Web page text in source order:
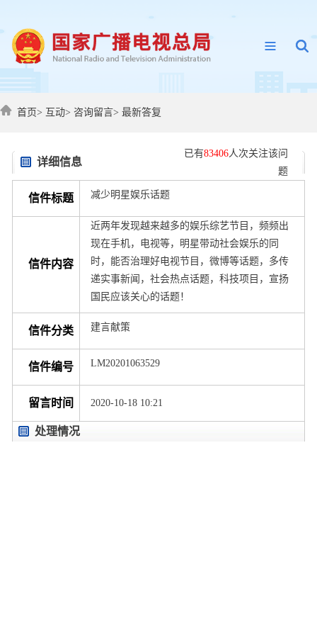
首页> 互动> 咨询留言> 最新答复
详细信息
已有83406人次关注该问
题
信件标题 减少明星娱乐话题
信件内容
近两年发现越来越多的娱乐综艺节目，频频出
现在手机，电视等，明星带动社会娱乐的同
时，能否治理好电视节目，微博等话题，多传
递实事新闻，社会热点话题，科技项目，宣扬
国民应该关心的话题！
信件分类 建言献策
信件编号 LM20201063529
留言时间 2020-10-18 10:21
处理情况